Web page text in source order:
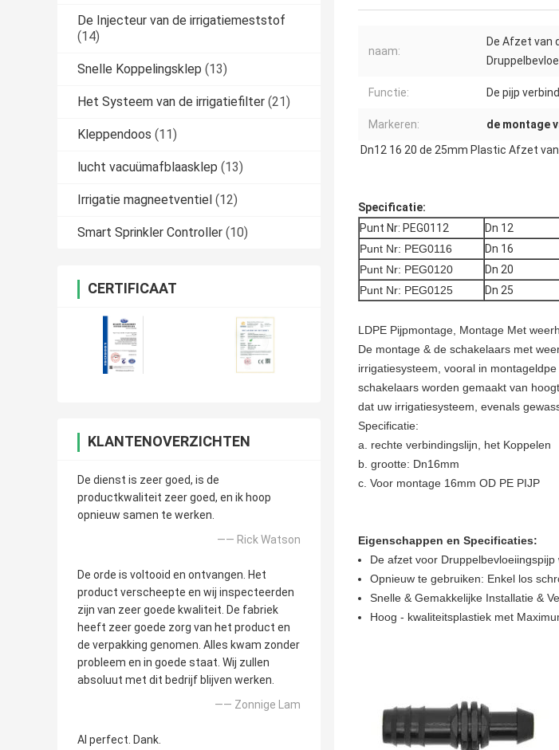
De Injecteur van de irrigatiemeststof
(14)
Snelle Koppelingsklep (13)
Het Systeem van de irrigatiefilter (21)
Kleppendoos (11)
lucht vacuümafblaasklep (13)
Irrigatie magneetventiel (12)
Smart Sprinkler Controller (10)
CERTIFICAAT
KLANTENOVERZICHTEN
De dienst is zeer goed, is de
productkwaliteit zeer goed, en ik hoop
opnieuw samen te werken.
—— Rick Watson
De orde is voltooid en ontvangen. Het
product verscheepte en wij inspecteerden
zijn van zeer goede kwaliteit. De fabriek
heeft zeer goede zorg van het product en
de verpakking genomen. Alles kwam zonder
probleem en in goede staat. Wij zullen
absoluut met dit bedrijf blijven werken.
—— Zonnige Lam
Al perfect. Dank.
naam:
De Afzet van
Functie: De pijp
Markeren: de montage
Dn12 16 20 de 25mm Plastic Afzet
Specificatie:
Punt Nr: PEG0112
Dn 12
Punt Nr: PEG0116
Dn 16
Punt Nr: PEG0120
Dn 20
Punt Nr: PEG0125
Dn 25
LDPE Pijpmontage, Montage Met
De montage & de schakelaars met
irrigatiesysteem, vooral in
schakelaars worden gemaakt van
dat uw irrigatiesysteem, evenals
Specificatie:
a. rechte verbindingslijn, het Koppelen
b. grootte: Dn16mm
c. Voor montage 16mm OD PE PIJP
Eigenschappen en Specificaties:
De afzet voor
Opnieuw te gebruiken: Enkel los
Snelle & Gemakkelijke Installatie &
Hoog - kwaliteitsplastiek met